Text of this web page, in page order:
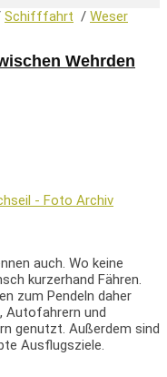
Schifffahrt / Weser
Wehrden
auch. Wo keine
kurzerhand Fähren.
zum Pendeln daher
Autofahrern und
genutzt. Außerdem sind
Ausflugsziele.